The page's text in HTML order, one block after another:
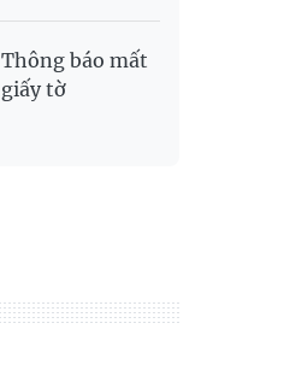
Thông báo mất
giấy tờ